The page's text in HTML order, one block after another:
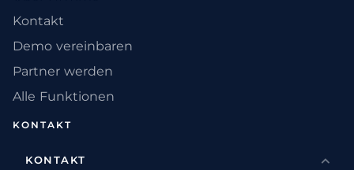
Kontakt
Demo vereinbaren
Partner werden
Alle Funktionen
KONTAKT
KONTAKT